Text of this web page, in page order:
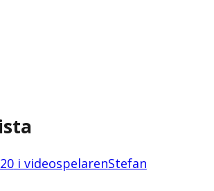
i videospelarenStefan